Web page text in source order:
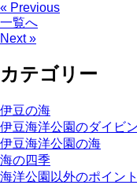
« Previous
一覧へ
Next »
カテゴリー
伊豆の海
伊豆海洋公園のダイビ
伊豆海洋公園の海
海の四季
海洋公園以外のポイント